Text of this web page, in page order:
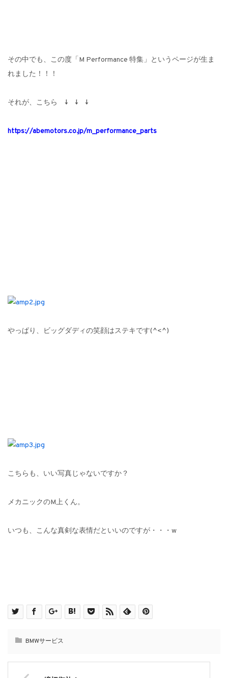
その中でも、この度「M Performance 特集」というページが生ま
れました！！！
それが、こちら ↓ ↓ ↓
https://abemotors.co.jp/m_performance_parts
やっぱり、ビッグダディの笑顔はステキです(^<^)
こちらも、いい写真じゃないですか？
メカニックのM上くん。
いつも、こんな真剣な表情だといいのですが・・・w
BMWサービス